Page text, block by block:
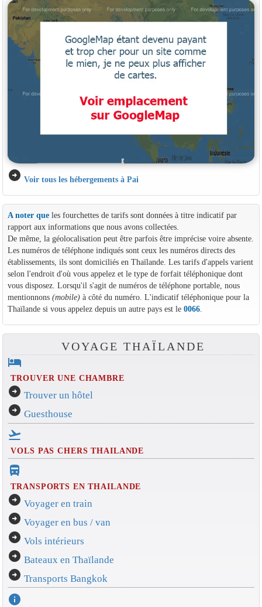
arrow_circle_right Voir tous les hébergements à Pai
A noter queles fourchettes de tarifs sont données à titre indicatif par
rapport aux informations que nous avons collectées.
De même, la géolocalisation peut être parfois être imprécise voire absente.
Les numéros de téléphone indiqués sont ceux les numéros directs des
établissements, ils sont domiciliés en Thaïlande. Les tarifs d'appels varient
selon l'endroit d'où vous appelez et le type de forfait téléphonique dont
vous disposez. Lorsqu'il s'agit de numéros de téléphone portable, nous
mentionnons (mobile)à côté du numéro. L'indicatif téléphonique pour la
Thaïlande si vous appelez depuis un autre pays est le 0066.
VOYAGE THAÏLANDE
hotel
TROUVER UNE CHAMBRE
arrow_circle_right Trouver un hôtel
arrow_circle_right Guesthouse
flight_takeoff
VOLS PAS CHERS THAILANDE
directions_bus_filled
TRANSPORTS EN THAILANDE
arrow_circle_right Voyager en train
arrow_circle_right Voyager en bus / van
arrow_circle_right Vols intérieurs
arrow_circle_right Bateaux en Thaïlande
arrow_circle_right Transports Bangkok
info